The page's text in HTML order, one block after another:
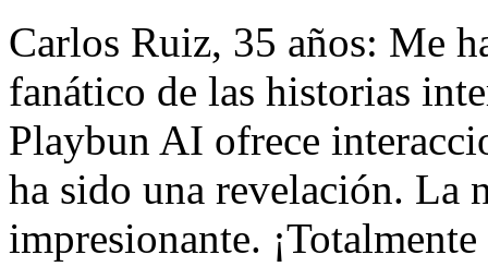
Carlos Ruiz, 35 años: Me
fanático de las historias
Playbun AI ofrece
ha sido una revelación. La
impresionante.